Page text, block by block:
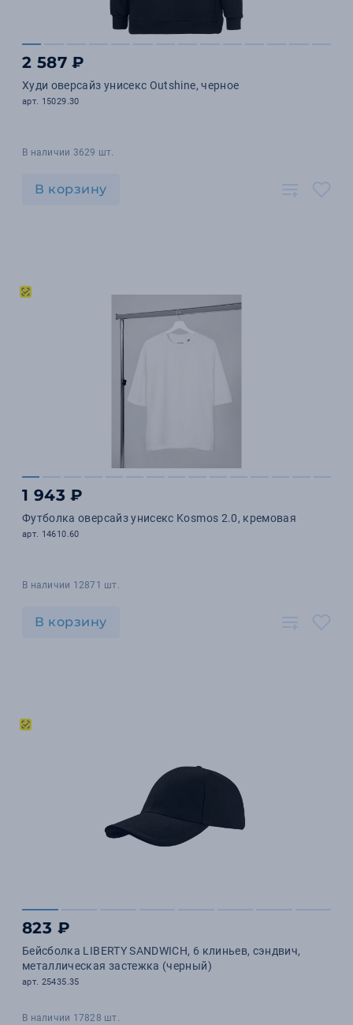
2 587 ₽
Худи оверсайз унисекс Outshine, черное
арт. 15029.30
В наличии 3629 шт.
В корзину
1 943 ₽
Футболка оверсайз унисекс Kosmos 2.0, кремовая
арт. 14610.60
В наличии 12871 шт.
В корзину
823 ₽
Бейсболка LIBERTY SANDWICH, 6 клиньев, сэндвич,
металлическая застежка (черный)
арт. 25435.35
В наличии 17828 шт.